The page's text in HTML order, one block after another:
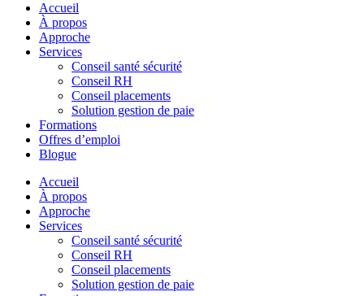
Accueil
À propos
Approche
Services
Conseil santé sécurité
Conseil RH
Conseil placements
Solution gestion de paie
Formations
Offres d’emploi
Blogue
Accueil
À propos
Approche
Services
Conseil santé sécurité
Conseil RH
Conseil placements
Solution gestion de paie